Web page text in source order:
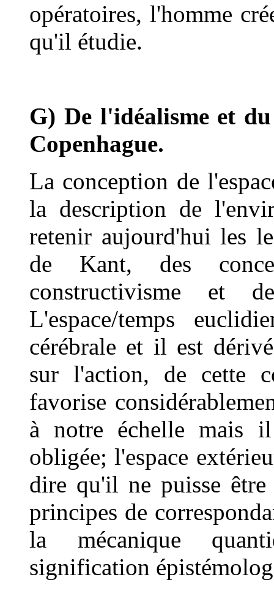
opératoires, l'homme
qu'il étudie.
G) De l'idéalisme et
Copenhague.
La conception de
la description de
retenir aujourd'hui les
de Kant, des
constructivisme et
L'espace/temps
cérébrale et il est
sur l'action, de cette
favorise
à notre échelle mais
obligée; l'espace
dire qu'il ne puisse
principes de
la mécanique
signification